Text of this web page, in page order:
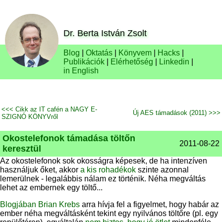
Dr. Berta István Zsolt
Blog Oktatás Könyvem Hacks
Publikációk
Elérhetőség Linkedin
in English
<<< Cikk az IT cafén a NAGY E-
SZIGNÓ KÖNYVről
Új AES támadások (2011) >>>
Okostelefonok támadása töltőn
keresztül
2011-08-22
Az okostelefonok sok okosságra képesek, de ha intenzíven
használjuk őket, akkor a kis rohadékok szinte azonnal
lemerülnek - legalábbis nálam ez történik. Néha megváltás
lehet az embernek egy töltő...
Blogjában Brian Krebs arra hívja fel a figyelmet, hogy habár az
ember néha megváltásként tekint egy nyilvános töltőre (pl. egy